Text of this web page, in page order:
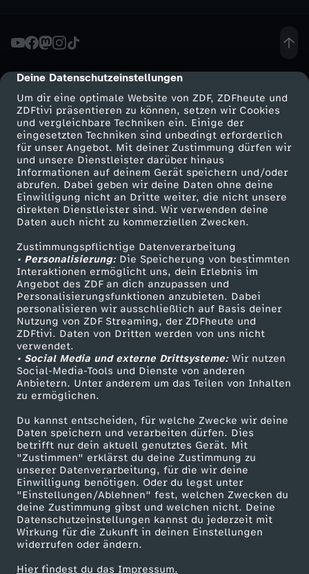
cmp-dialog-description
Deine Datenschutzeinstellungen
Um dir eine optimale Website von ZDF, ZDFheute und
ZDFtivi präsentieren zu können, setzen wir Cookies
und vergleichbare Techniken ein. Einige der
eingesetzten Techniken sind unbedingt erforderlich
für unser Angebot. Mit deiner Zustimmung dürfen wir
und unsere Dienstleister darüber hinaus
Informationen auf deinem Gerät speichern und/oder
abrufen. Dabei geben wir deine Daten ohne deine
Einwilligung nicht an Dritte weiter, die nicht unsere
direkten Dienstleister sind. Wir verwenden deine
Daten auch nicht zu kommerziellen Zwecken.
Zustimmungspflichtige Datenverarbeitung
• Personalisierung:Die Speicherung von bestimmten
Interaktionen ermöglicht uns, dein Erlebnis im
Angebot des ZDF an dich anzupassen und
Personalisierungsfunktionen anzubieten. Dabei
personalisieren wir ausschließlich auf Basis deiner
Nutzung von ZDF Streaming, der ZDFheute und
ZDFtivi. Daten von Dritten werden von uns nicht
verwendet.
• Social Media und externe Drittsysteme:Wir nutzen
Social-Media-Tools und Dienste von anderen
Anbietern. Unter anderem um das Teilen von Inhalten
zu ermöglichen.
Du kannst entscheiden, für welche Zwecke wir deine
Daten speichern und verarbeiten dürfen. Dies
betrifft nur dein aktuell genutztes Gerät. Mit
"Zustimmen" erklärst du deine Zustimmung zu
unserer Datenverarbeitung, für die wir deine
Einwilligung benötigen. Oder du legst unter
"Einstellungen/Ablehnen" fest, welchen Zwecken du
deine Zustimmung gibst und welchen nicht. Deine
Datenschutzeinstellungen kannst du jederzeit mit
Wirkung für die Zukunft in deinen Einstellungen
widerrufen oder ändern.
Hier findest du das Impressum.
d
g
a
n
z
v
i
e
l
M
u
t
Mehr ZDF
ZDF-Apps
Smart TV
ZDFtext
Livestreams
Sendungen A-Z
TV-Programm
Service
ZDFmitreden
Kontakt zum ZDF
Tickets
Zuschauerservice
Hilfe
ZDF Unternehmen
Karriere
ZDF goes Schule
Werbefernsehen
Mainzelmännchen